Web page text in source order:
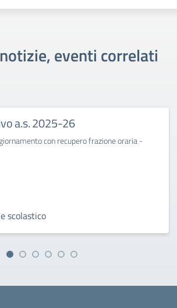
eventi correlati
a.s. 2025-26
con recupero frazione oraria -
scolastico